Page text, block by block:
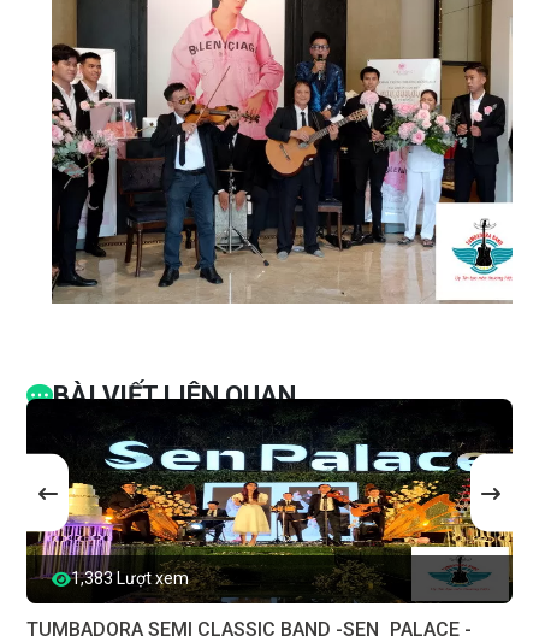
BÀI VIẾT LIÊN QUAN
1,383 Lượt xem
TUMBADORA SEMI CLASSIC BAND -SEN_PALACE -